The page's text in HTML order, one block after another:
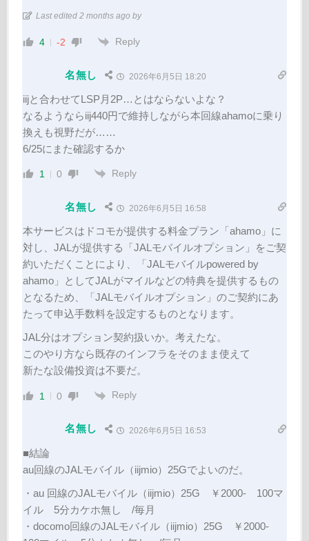
Last edited 2 months ago by
4 -2 Reply
名無し 2026年6月5日 18:20
iijと合わせてLSP月2P…とはならないよな？
なるようならiij440円で維持しながら本回線ahamoに乗り
換えも視野だが……
6/25にまた確認するか
1 0 Reply
名無し 2026年6月5日 16:58
本サービスはドコモが提供する料金プラン「ahamo」に
対し、JALが提供する「JALモバイルオプション」をご契
約いただくことにより、「JALモバイルpowered by
ahamo」としてJALがマイルなどの特典を提供するもの
となるため、「JALモバイルオプション」のご契約にあ
たって申込手数料を設定するものとなります。
JAL分はオプション契約扱いか。考えたな。
このやり方なら既存のインフラをそのまま使えて
新たな設備投資は不要だ。
1 0 Reply
名無し 2026年6月5日 16:53
■結論
au回線のJALモバイル（iijmio）25Gでよいのだ。
・au 回線のJALモバイル（iijmio）25G ￥2000- 100マ
イル 5分カケホ無し /毎月
・docomo回線のJALモバイル（iijmio）25G ￥2000-